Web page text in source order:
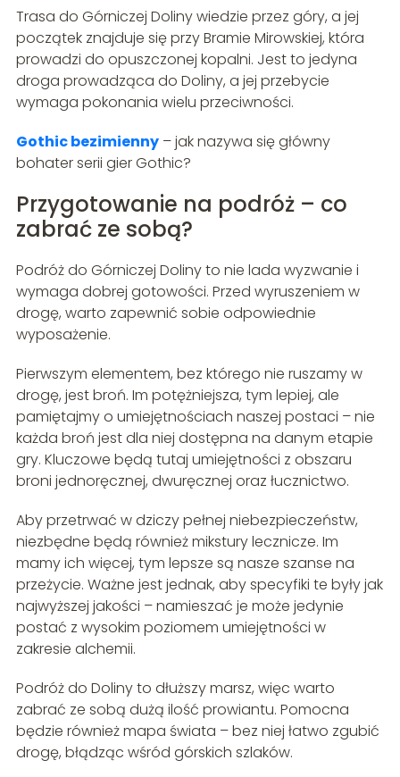
Trasa do Górniczej Doliny wiedzie przez góry, a jej
początek znajduje się przy Bramie Mirowskiej, która
prowadzi do opuszczonej kopalni. Jest to jedyna
droga prowadząca do Doliny, a jej przebycie
wymaga pokonania wielu przeciwności.
Gothic bezimienny– jak nazywa się główny
bohater serii gier Gothic?
Przygotowanie na podróż – co
zabrać ze sobą?
Podróż do Górniczej Doliny to nie lada wyzwanie i
wymaga dobrej gotowości. Przed wyruszeniem w
drogę, warto zapewnić sobie odpowiednie
wyposażenie.
Pierwszym elementem, bez którego nie ruszamy w
drogę, jest broń. Im potężniejsza, tym lepiej, ale
pamiętajmy o umiejętnościach naszej postaci – nie
każda broń jest dla niej dostępna na danym etapie
gry. Kluczowe będą tutaj umiejętności z obszaru
broni jednoręcznej, dwuręcznej oraz łucznictwo.
Aby przetrwać w dziczy pełnej niebezpieczeństw,
niezbędne będą również mikstury lecznicze. Im
mamy ich więcej, tym lepsze są nasze szanse na
przeżycie. Ważne jest jednak, aby specyfiki te były jak
najwyższej jakości – namieszać je może jedynie
postać z wysokim poziomem umiejętności w
zakresie alchemii.
Podróż do Doliny to dłuższy marsz, więc warto
zabrać ze sobą dużą ilość prowiantu. Pomocna
będzie również mapa świata – bez niej łatwo zgubić
drogę, błądząc wśród górskich szlaków.